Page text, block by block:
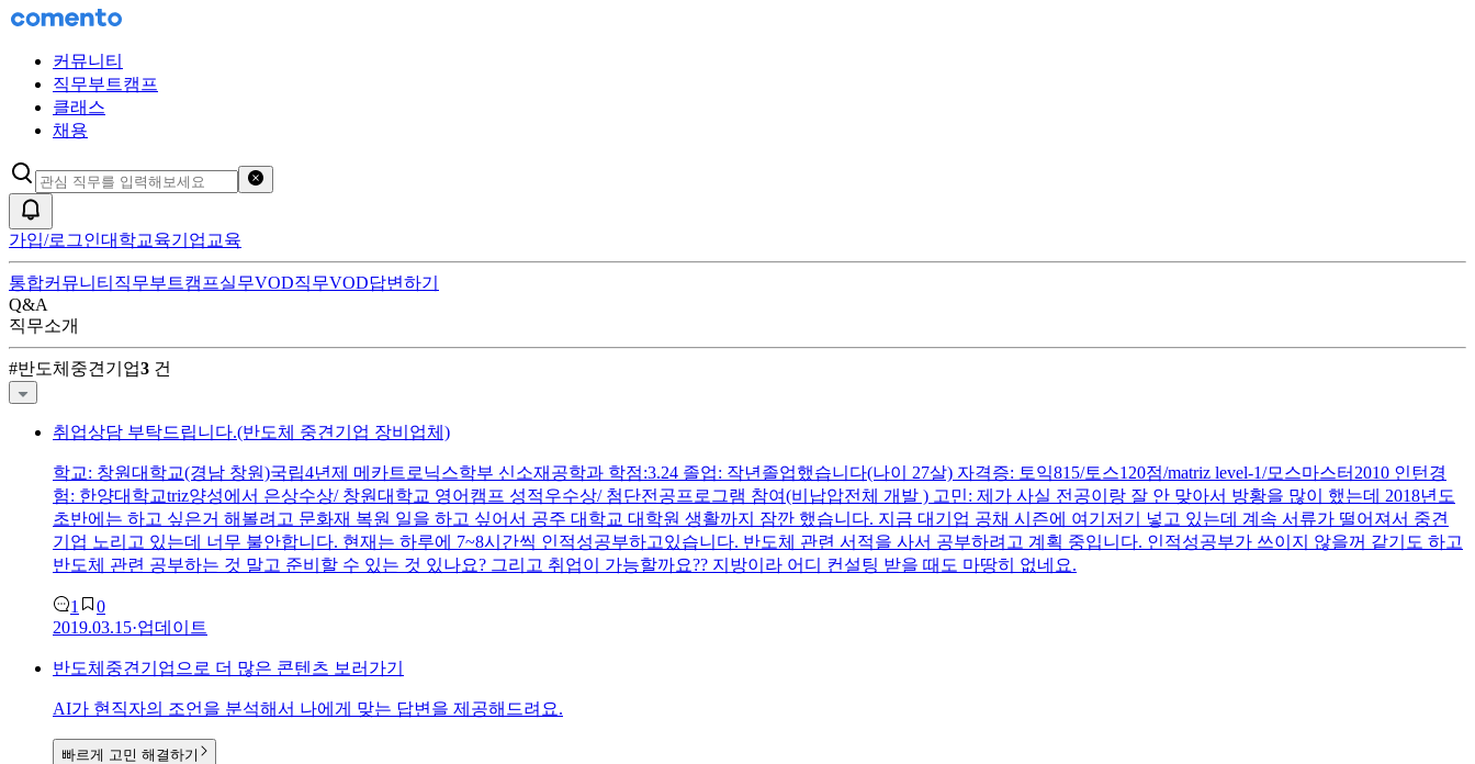
커뮤니티
직무부트캠프
클래스
채용
가입/로그인대학교육기업교육
통합커뮤니티 직무부트캠프실무VOD직무VOD답변하기
반도체중견기업
Q&A
직무소개
#반도체중견기업3 건
취업상담 부탁드립니다.(반도체 중견기업 장비업체)
학교: 창원대학교(경남 창원)국립4년제 메카트로닉스학부 신소재공학과 학점:3.24 졸업: 작년졸업했습니다(나이 27살) 자격증: 토익815/토스120점/matriz level-1/모스마스터2010 인턴경
험: 한양대학교triz양성에서 은상수상/ 창원대학교 영어캠프 성적우수상/ 첨단전공프로그램 참여(비납압전체 개발 ) 고민: 제가 사실 전공이랑 잘 안 맞아서 방황을 많이 했는데 2018년도
초반에는 하고 싶은거 해볼려고 문화재 복원 일을 하고 싶어서 공주 대학교 대학원 생활까지 잠깐 했습니다. 지금 대기업 공채 시즌에 여기저기 넣고 있는데 계속 서류가 떨어져서 중견
기업 노리고 있는데 너무 불안합니다. 현재는 하루에 7~8시간씩 인적성공부하고있습니다. 반도체 관련 서적을 사서 공부하려고 계획 중입니다. 인적성공부가 쓰이지 않을꺼 같기도 하고
반도체 관련 공부하는 것 말고 준비할 수 있는 것 있나요? 그리고 취업이 가능할까요?? 지방이라 어디 컨설팅 받을 때도 마땅히 없네요.
1
0
2019.03.15·업데이트
반도체중견기업 으로 더 많은 콘텐츠 보러가기
AI가 현직자의 조언을 분석해서 나에게 맞는 답변을 제공해드려요.
빠르게 고민 해결하기